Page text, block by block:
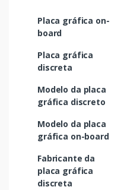
Placa gráfica on-
board
Placa gráfica
discreta
Modelo da placa
gráfica discreto
Modelo da placa
gráfica on-board
Fabricante da
placa gráfica
discreta